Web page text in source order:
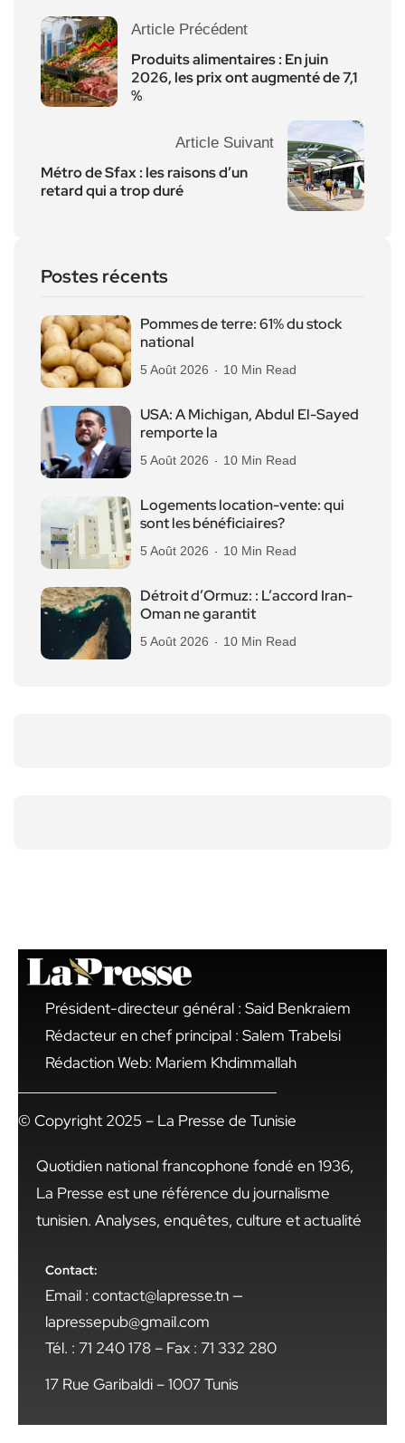
Article Précédent
Produits alimentaires : En juin
2026, les prix ont augmenté de 7,1
%
Article Suivant
Métro de Sfax : les raisons d’un
retard qui a trop duré
Postes récents
Pommes de terre: 61% du stock
national
5 Août 2026 10 Min Read
USA: A Michigan, Abdul El-Sayed
remporte la
5 Août 2026 10 Min Read
Logements location-vente: qui
sont les bénéficiaires?
5 Août 2026 10 Min Read
Détroit d’Ormuz: : L’accord Iran-
Oman ne garantit
5 Août 2026 10 Min Read
Président-directeur général : Said Benkraiem
Rédacteur en chef principal : Salem Trabelsi
Rédaction Web: Mariem Khdimmallah
© Copyright 2025 – La Presse de Tunisie
Quotidien national francophone fondé en 1936,
La Presse est une référence du journalisme
tunisien. Analyses, enquêtes, culture et actualité
Contact:
Email : contact@lapresse.tn —
lapressepub@gmail.com
Tél. : 71 240 178 – Fax : 71 332 280
17 Rue Garibaldi – 1007 Tunis